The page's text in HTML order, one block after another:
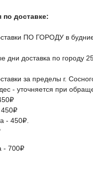
доставке:
ПО ГОРОДУ в
дни доставка по городу
за пределы г.
- уточняется при
- 450₽.
- 700₽